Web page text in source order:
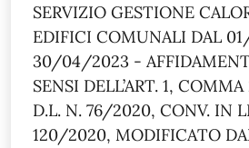
SERVIZIO GESTIONE
EDIFICI COMUNALI DAL
30/04/2023 -
SENSI DELL’ART. 1,
D.L. N. 76/2020, CONV. IN
120/2020, MODIFICATO